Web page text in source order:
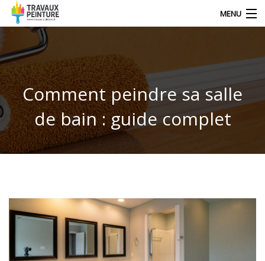
MENU
NOS DERNIERS ARTICLES
DÉCORATION
TRAVAUX
TECHNIQUE DE PEINTRE
Comment peindre sa salle
de bain : guide complet